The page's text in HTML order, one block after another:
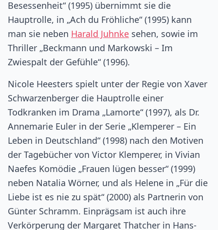
Besessenheit“ (1995) übernimmt sie die
Hauptrolle, in „Ach du Fröhliche“ (1995) kann
man sie neben Harald Juhnke sehen, sowie im
Thriller „Beckmann und Markowski – Im
Zwiespalt der Gefühle“ (1996).
Nicole Heesters spielt unter der Regie von Xaver
Schwarzenberger die Hauptrolle einer
Todkranken im Drama „Lamorte“ (1997), als Dr.
Annemarie Euler in der Serie „Klemperer – Ein
Leben in Deutschland“ (1998) nach den Motiven
der Tagebücher von Victor Klemperer, in Vivian
Naefes Komödie „Frauen lügen besser“ (1999)
neben Natalia Wörner, und als Helene in „Für die
Liebe ist es nie zu spät“ (2000) als Partnerin von
Günter Schramm. Einprägsam ist auch ihre
Verkörperung der Margaret Thatcher in Hans-